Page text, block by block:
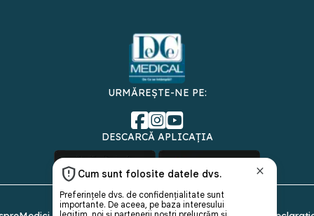
URMĂREȘTE-NE PE:
DESCARCĂ APLICAȚIA